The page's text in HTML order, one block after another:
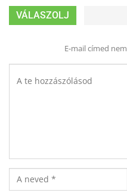
VÁLASZOLJ
E-mail címed